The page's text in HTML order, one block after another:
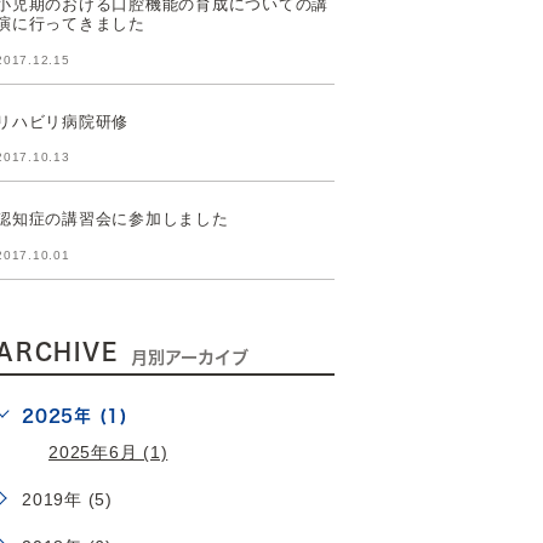
に行ってきました
ハビリ病院研修
知症の講習会に参加しました
月別アーカイブ
2025年 (1)
2025年6月 (1)
2019年 (5)